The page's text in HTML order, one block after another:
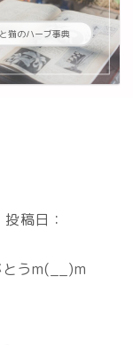
猫のハーブ事典
投稿日：
うm(__)m